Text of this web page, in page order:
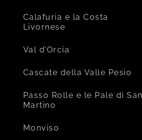
Calafuria e la Costa
Livornese
Val d’Orcia
Cascate della Valle Pesio
Passo Rolle e le Pale di San
Martino
Monviso